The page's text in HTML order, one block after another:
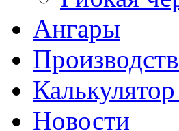
Ангары
Новости